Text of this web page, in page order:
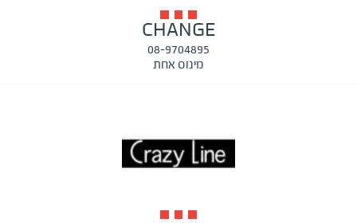
CHANGE
08-9704895
מינוס אחת